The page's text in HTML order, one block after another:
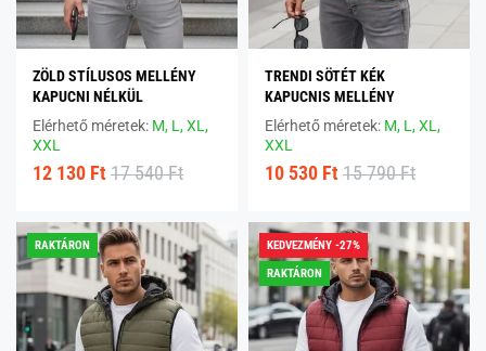
ZÖLD STÍLUSOS MELLÉNY
KAPUCNI NÉLKÜL
Elérhető méretek: M, L,XL,
XXL
12 130 Ft 17 540 Ft
TRENDI SÖTÉT KÉK
KAPUCNIS MELLÉNY
Elérhető méretek: M, L,XL,
XXL
10 530 Ft 15 790 Ft
RAKTÁRON
KEDVEZMÉNY -27%
RAKTÁRON